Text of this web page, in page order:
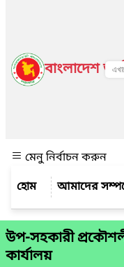
বাংলাদেশ
মেনু নির্বাচন করুন
আমাদের
উপ-সহকারী
কার্যালয়